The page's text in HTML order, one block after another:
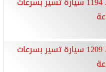
رادار المرور يلتقط 1209 سيارة تسير بسرعات